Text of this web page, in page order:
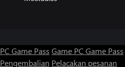
PC Game Pass Game PC Game Pass
Pengembalian Pelacakan pesanan